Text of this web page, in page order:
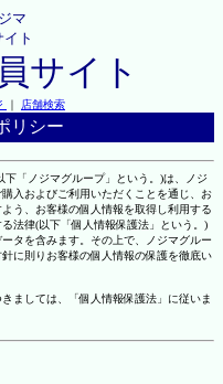
マ
ト
サイト
｜ 店舗検索
リシー
「ノジマグループ」という。)は、ノジ
入およびご利用いただくことを通じ、お
う、お客様の個人情報を取得し利用する
法律(以下「個人情報保護法」という。)
タを含みます。その上で、ノジマグルー
に則りお客様の個人情報の保護を徹底い
ましては、「個人情報保護法」に従いま